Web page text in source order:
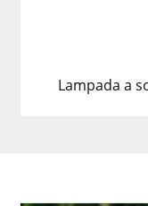
Lampada a